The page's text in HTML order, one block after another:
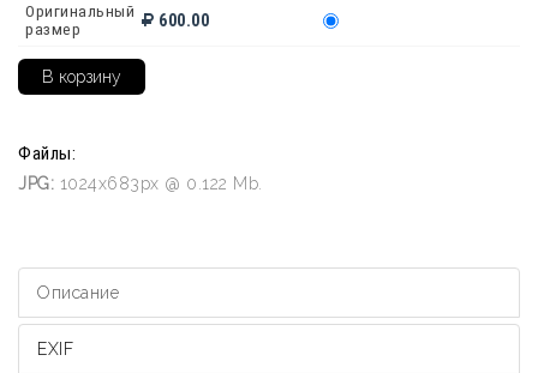
Оригинальный
размер
600.00
Файлы:
JPG: 1024x683px @ 0.122 Mb.
Описание
EXIF